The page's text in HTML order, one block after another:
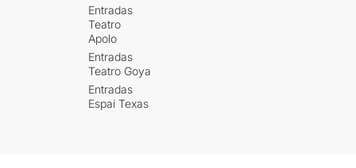
Entradas
Teatro
Apolo
Entradas
Teatro Goya
Entradas
Espai Texas